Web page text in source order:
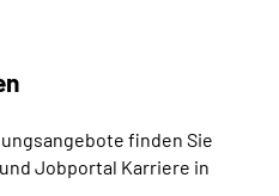
finden Sie
Jobportal Karriere in